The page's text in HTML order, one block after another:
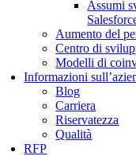
Assumi
Aumento del
Centro di
Modelli di
Informazioni
Blog
Carriera
Riservatezza
Qualità
RFP